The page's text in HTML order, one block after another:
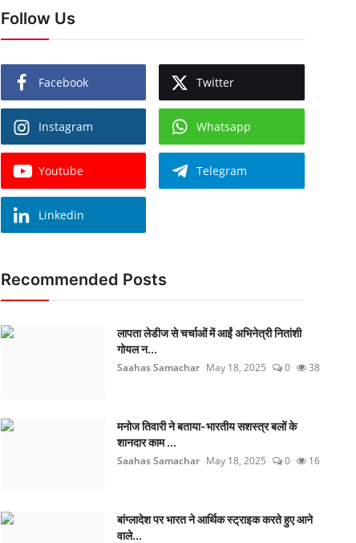
Follow Us
Facebook Twitter
Instagram Whatsapp
Youtube Telegram
Linkedin
Recommended Posts
लापता लेडीज से चर्चाओं में आईं अभिनेत्री नितांशी
गोयल न...
Saahas Samachar May 18, 2025 0 38
मनोज तिवारी ने बताया-भारतीय सशस्त्र बलों के
शानदार काम ...
Saahas Samachar May 18, 2025 0 16
बांग्लादेश पर भारत ने आर्थिक स्ट्राइक करते हुए आने
वाले...